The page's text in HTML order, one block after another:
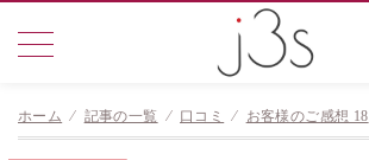
ホーム ⁄ 記事の一覧 ⁄ 口コミ ⁄ お客様のご感想 18